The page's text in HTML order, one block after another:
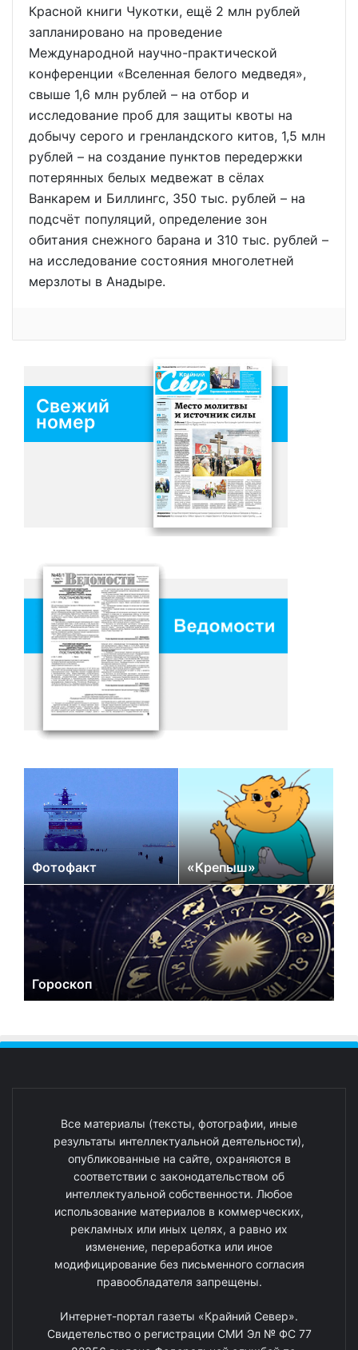
Красной книги Чукотки, ещё 2 млн рублей
запланировано на проведение
Международной научно-практической
конференции «Вселенная белого медведя»,
свыше 1,6 млн рублей – на отбор и
исследование проб для защиты квоты на
добычу серого и гренландского китов, 1,5 млн
рублей – на создание пунктов передержки
потерянных белых медвежат в сёлах
Ванкарем и Биллингс, 350 тыс. рублей – на
подсчёт популяций, определение зон
обитания снежного барана и 310 тыс. рублей –
на исследование состояния многолетней
мерзлоты в Анадыре.
Свежий
номер
Фотофакт «Крепыш»
Гороскоп
Все материалы (тексты, фотографии, иные
результаты интеллектуальной деятельности),
опубликованные на сайте, охраняются в
соответствии с законодательством об
интеллектуальной собственности. Любое
использование материалов в коммерческих,
рекламных или иных целях, а равно их
изменение, переработка или иное
модифицирование без письменного согласия
правообладателя запрещены.
Интернет-портал газеты «Крайний Север».
Свидетельство о регистрации СМИ Эл № ФС 77